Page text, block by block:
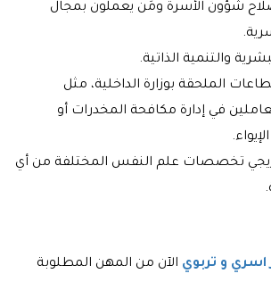
شؤون الأسرة ومَن يعملون بمجال
والتنمية الذاتية.
الملحقة بوزارة الداخلية، مثل
في إدارة مكافحة المخدرات أو
تخصصات علم النفس المختلفة من أي
و تربوي الآن من المهن المطلوبة